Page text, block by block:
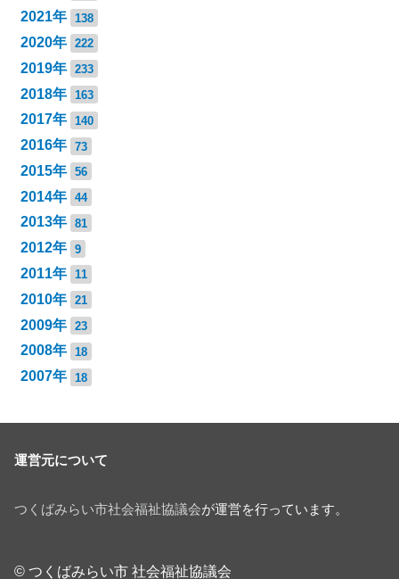
2021年 138
2020年 222
2019年 233
2018年 163
2017年 140
2016年 73
2015年 56
2014年 44
2013年 81
2012年 9
2011年 11
2010年 21
2009年 23
2008年 18
2007年 18
運営元について
つくばみらい市社会福祉協議会が運営を行っています。
© つくばみらい市 社会福祉協議会